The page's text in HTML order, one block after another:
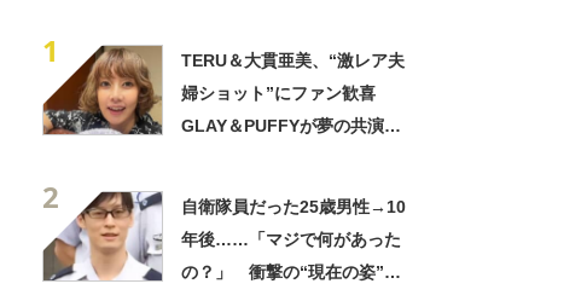
1
TERU＆大貫亜美、“激レア夫
婦ショット”にファン歓喜
GLAY＆PUFFYが夢の共演
2
自衛隊員だった25歳男性→10
年後……「マジで何があった
の？」 衝撃の“現在の姿”が